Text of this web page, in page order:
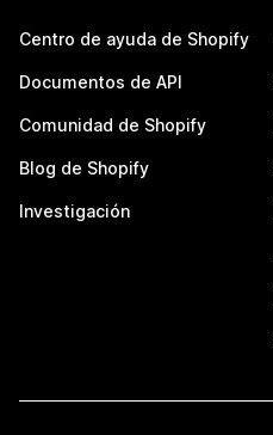
Centro de ayuda de Shopify
Documentos de API
Comunidad de Shopify
Blog de Shopify
Investigación